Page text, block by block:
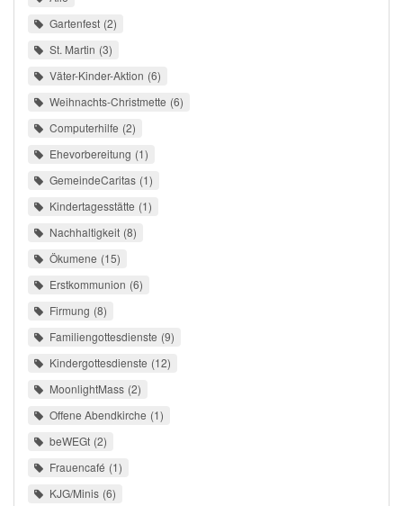
Gartenfest 2
St. Martin 3
Väter-Kinder-Aktion 6
Weihnachts-Christmette 6
Computerhilfe 2
Ehevorbereitung 1
GemeindeCaritas 1
Kindertagesstätte 1
Nachhaltigkeit 8
Ökumene 15
Erstkommunion 6
Firmung 8
Familiengottesdienste 9
Kindergottesdienste 12
MoonlightMass 2
Offene Abendkirche 1
beWEGt 2
Frauencafé 1
KJG/Minis 6